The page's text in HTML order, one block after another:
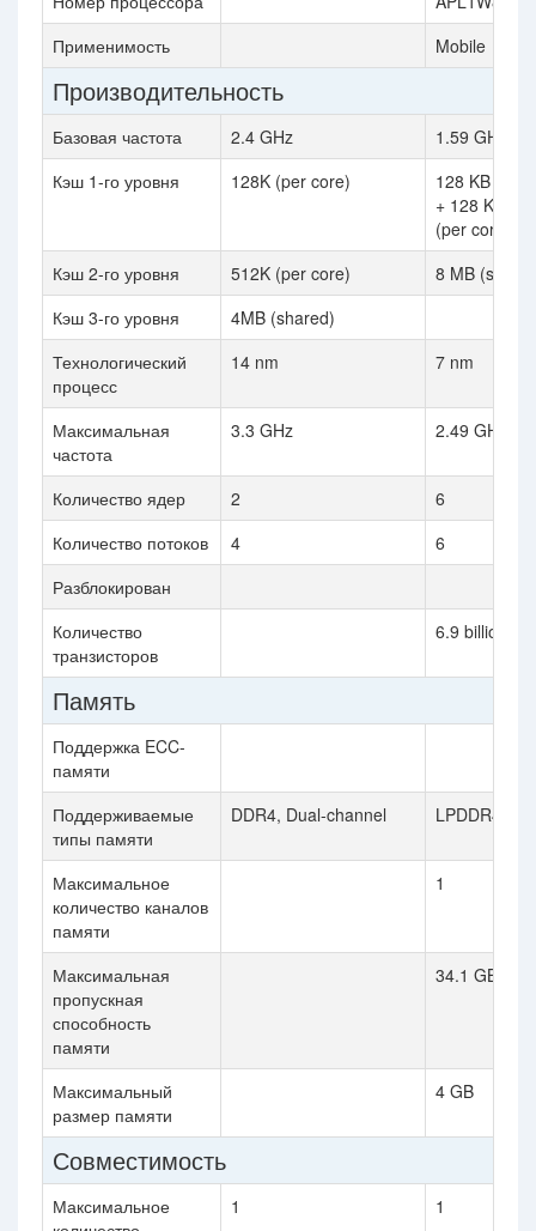
Применимость
Mobile
Производительность
Базовая частота 2.4 GHz
1.59 GHz
Кэш 1-го уровня
128K (per core)
128 KB
+ 128 KB
(per core)
Кэш 2-го уровня
512K (per core)
8 MB
Кэш 3-го уровня
4MB (shared)
Технологический
процесс
14 nm 7 nm
Максимальная
частота
3.3 GHz 2.49 GHz
Количество ядер 2
6
Количество потоков
4
6
Разблокирован
Количество
транзисторов
6.9 billion
Память
Поддержка ECC-
памяти
Поддерживаемые
типы памяти
DDR4, Dual-channel LPDDR4X-
Максимальное
количество каналов
памяти
1
Максимальная
пропускная
способность
памяти
34.1 GB/s
Максимальный
размер памяти
4 GB
Совместимость
Максимальное
1 1